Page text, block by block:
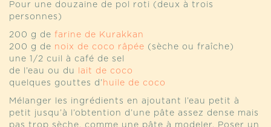
Pour une douzaine de pol roti (deux à trois
personnes)
200 g de farine de Kurakkan
200 g de noix de coco râpée (sèche ou fraîche)
une 1/2 cuil à café de sel
de l’eau ou du
lait de coco
quelques gouttes d’ huile de coco
Mélanger les ingrédients en ajoutant l’eau petit à
petit jusqu’à l’obtention d’une pâte assez dense mais